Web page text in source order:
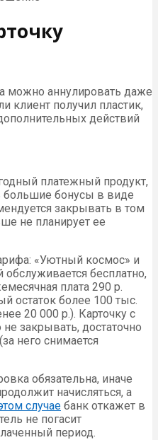
можно аннулировать даже
клиент получил пластик,
действий
платежный продукт,
большие бонусы в виде
закрывать в том
не планирует ее
«Уютный космос» и
бесплатно,
плата 290 р.
остаток более 100 тыс.
20 000 р.). Карточку с
закрывать, достаточно
него снимается
обязательна, иначе
начисляться, а
случае банк откажет в
не погасит
период.